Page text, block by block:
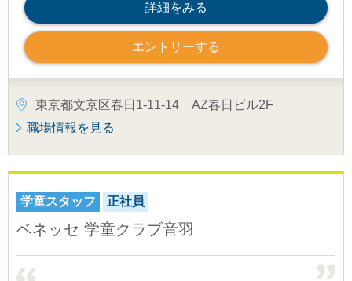
詳細をみる
エントリーする
東京都文京区春日1-11-14 AZ春日ビル2F
職場情報を見る
学童スタッフ 正社員
ベネッセ 学童クラブ音羽